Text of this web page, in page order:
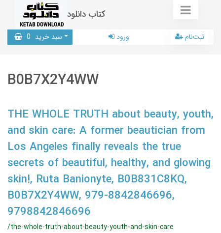
کتاب دانلود
سبد خرید 0 ورود ثبت‌نام
B0B7X2Y4WW
THE WHOLE TRUTH about beauty, youth,
and skin care: A former beautician from
Los Angeles finally reveals the true
secrets of beautiful, healthy, and glowing
skin!, Ruta Banionyte, B0B831C8KQ,
B0B7X2Y4WW, 979-8842846696,
9798842846696
/the-whole-truth-about-beauty-youth-and-skin-care